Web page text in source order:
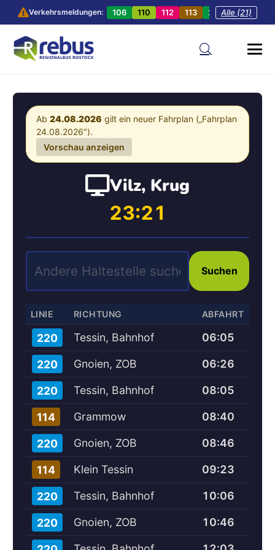
Verkehrsmeldungen: 106 110 112 113 201 202
Alle (21)
Ab 24.08.2026 gilt ein neuer Fahrplan („Fahrplan
24.08.2026").
Vorschau anzeigen
Vilz, Krug
23:21
Suchen
LINIE RICHTUNG ABFAHRT
220 Tessin, Bahnhof 06:05
220 Gnoien, ZOB 06:26
220 Tessin, Bahnhof 08:05
114 Grammow 08:40
220 Gnoien, ZOB 08:46
114 Klein Tessin 09:23
220 Tessin, Bahnhof 10:06
220 Gnoien, ZOB 10:46